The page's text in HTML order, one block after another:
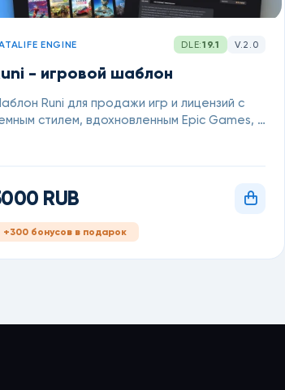
ENGINE DLE:19.1 V.2.0
- игровой шаблон
Runi для продажи игр и лицензий с
стилем, вдохновленным Epic Games, и
RUB
+300 бонусов в подарок